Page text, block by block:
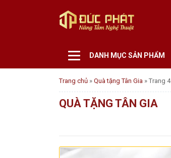
DANH MỤC SẢN PHẨM
Trang chủ » Quà tặng Tân Gia » Trang 4
QUÀ TẶNG TÂN GIA